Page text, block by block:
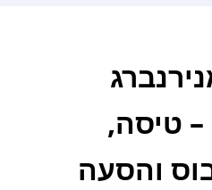
טיסה,
והסעה